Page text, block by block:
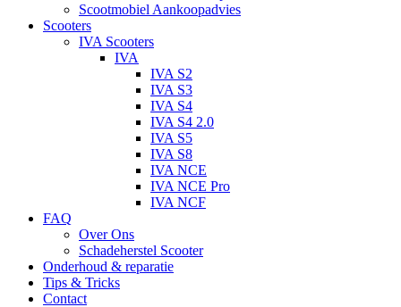
Scootmobiel Aankoopadvies
Scooters
IVA Scooters
IVA
IVA S2
IVA S3
IVA S4
IVA S4 2.0
IVA S5
IVA S8
IVA NCE
IVA NCE Pro
IVA NCF
FAQ
Over Ons
Schadeherstel Scooter
Onderhoud & reparatie
Tips & Tricks
Contact